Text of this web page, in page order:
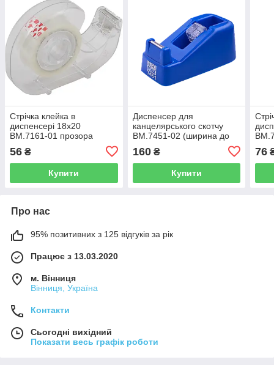
Стрічка клейка в
диспенсері 18х20
BM.7161-01 прозора
56 ₴
Купити
Диспенсер для
канцелярського скотчу
BM.7451-02 (ширина до
160₴
Купити
76
Про нас
95% позитивних з 125 відгуків за рік
Працює з 13.03.2020
м. Вінниця
Вінниця, Україна
Контакти
Сьогодні вихідний
Показати весь графік роботи